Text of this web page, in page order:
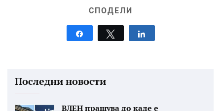
СПОДЕЛИ
Tweet
Последни новости
ВЛЕН прашува до каде е